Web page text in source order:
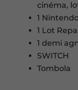
cinéma,
1
1 Lot
1 demi
SWITCH
Tombola